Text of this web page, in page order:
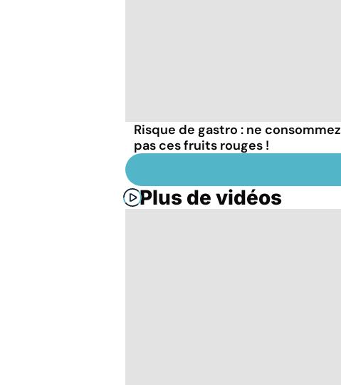
Risque de gastro : ne consommez
pas ces fruits rouges !
Plus de vidéos